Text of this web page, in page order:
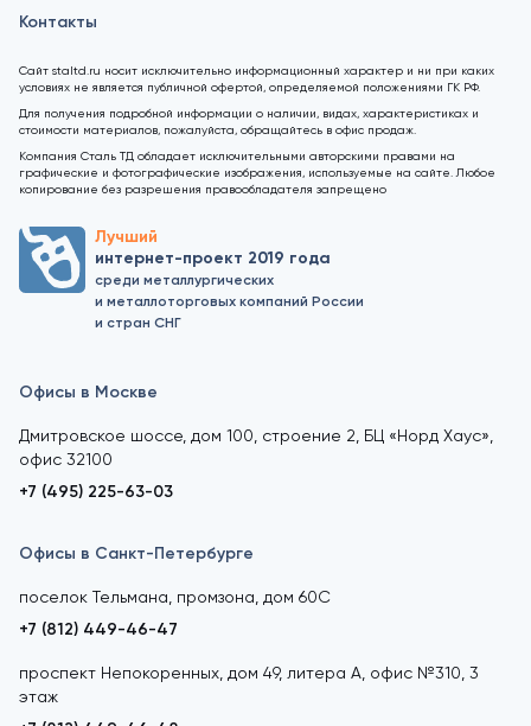
Контакты
Сайт staltd.ru носит исключительно информационный характер и ни при каких
условиях не является публичной офертой, определяемой положениями ГК РФ.
Для получения подробной информации о наличии, видах, характеристиках и
стоимости материалов, пожалуйста, обращайтесь в офис продаж.
Компания Сталь ТД обладает исключительными авторскими правами на
графические и фотографические изображения, используемые на сайте. Любое
копирование без разрешения правообладателя запрещено
Лучший
интернет-проект 2019 года
среди металлургических
и металлоторговых компаний России
и стран СНГ
Офисы в Москве
Дмитровское шоссе, дом 100, строение 2, БЦ «Норд Хаус»,
офис 32100
+7 (495) 225-63-03
Офисы в Санкт-Петербурге
поселок Тельмана, промзона, дом 60С
+7 (812) 449-46-47
проспект Непокоренных, дом 49, литера А, офис №310, 3
этаж